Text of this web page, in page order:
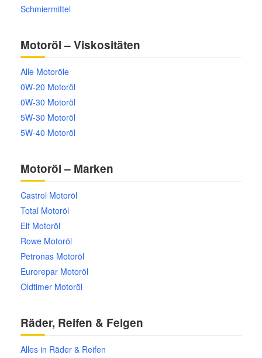
Schmiermittel
Motoröl – Viskositäten
Alle Motoröle
0W-20 Motoröl
0W-30 Motoröl
5W-30 Motoröl
5W-40 Motoröl
Motoröl – Marken
Castrol Motoröl
Total Motoröl
Elf Motoröl
Rowe Motoröl
Petronas Motoröl
Eurorepar Motoröl
Oldtimer Motoröl
Räder, Reifen & Felgen
Alles in Räder & Reifen